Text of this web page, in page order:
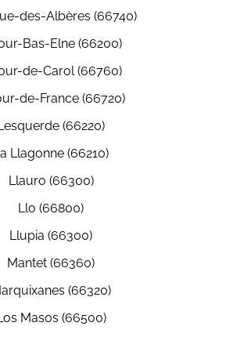
des-Albères (66740)
Bas-Elne (66200)
de-Carol (66760)
de-France (66720)
(66220)
Llagonne (66210)
Llauro (66300)
Llo (66800)
Llupia (66300)
Mantet (66360)
(66320)
Masos (66500)